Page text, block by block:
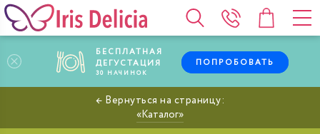
БЕСПЛАТНАЯ
ДЕГУСТАЦИЯ
30 НАЧИНОК
ПОПРОБОВАТЬ
Каталог